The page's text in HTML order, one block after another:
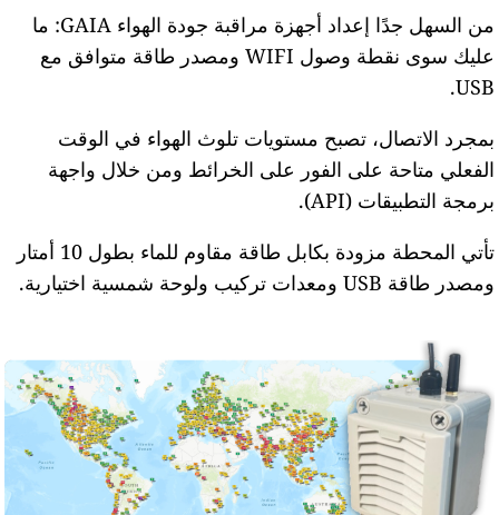
من السهل جدًا إعداد أجهزة مراقبة جودة الهواء GAIA: ما
عليك سوى نقطة وصول WIFI ومصدر طاقة متوافق مع
USB.
بمجرد الاتصال، تصبح مستويات تلوث الهواء في الوقت
الفعلي متاحة على الفور على الخرائط ومن خلال واجهة
برمجة التطبيقات (API).
تأتي المحطة مزودة بكابل طاقة مقاوم للماء بطول 10 أمتار
ومصدر طاقة USB ومعدات تركيب ولوحة شمسية اختيارية.